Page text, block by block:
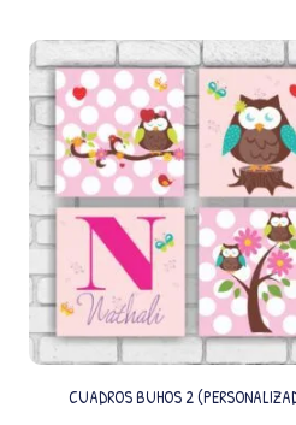
CUADROS BUHOS 2